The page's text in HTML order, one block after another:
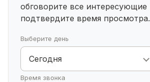
обговорите все интересующие
подтвердите время просмотра.
Выберите день
Сегодня
Время звонка